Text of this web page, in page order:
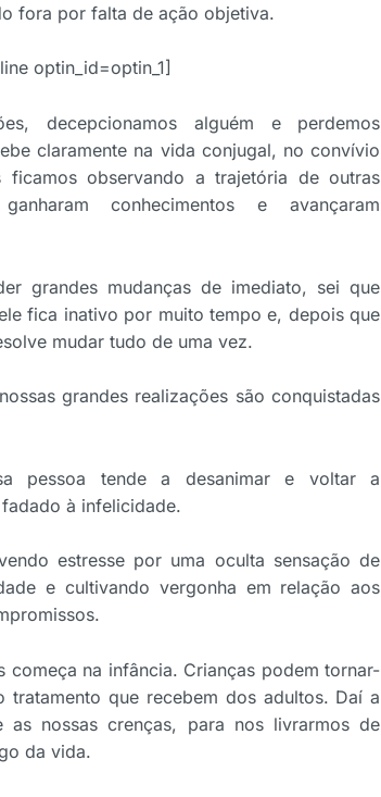
fora por falta de ação objetiva.
optin_id=optin_1]
decepcionamos alguém e perdemos
claramente na vida conjugal, no convívio
observando a trajetória de outras
conhecimentos e avançaram
grandes mudanças de imediato, sei que
fica inativo por muito tempo e, depois que
mudar tudo de uma vez.
grandes realizações são conquistadas
pessoa tende a desanimar e voltar a
à infelicidade.
estresse por uma oculta sensação de
e cultivando vergonha em relação aos
começa na infância. Crianças podem tornar-
que recebem dos adultos. Daí a
as nossas crenças, para nos livrarmos de
da vida.